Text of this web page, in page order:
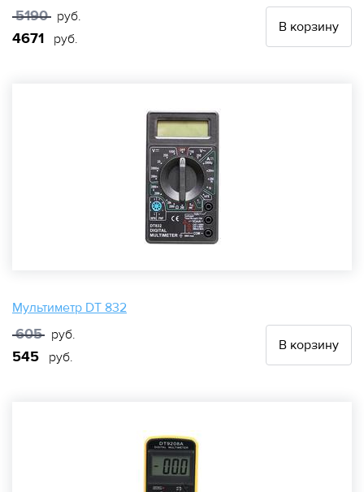
5190 руб.
4671 руб.
В корзину
Мультиметр DT 832
605 руб.
545 руб.
В корзину